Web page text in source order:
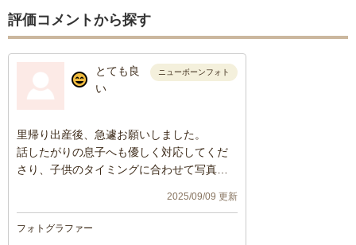
評価コメントから探す
とても良
い
ニューボーンフォト
里帰り出産後、急遽お願いしました。
話したがりの息子へも優しく対応してくだ
さり、子供のタイミングに合わせて写真を
リクエストの写真の他にも、いろいろなパ
ターンで撮ってくださり、とても嬉しかっ
2025/09/09 更新
フォトグラファー